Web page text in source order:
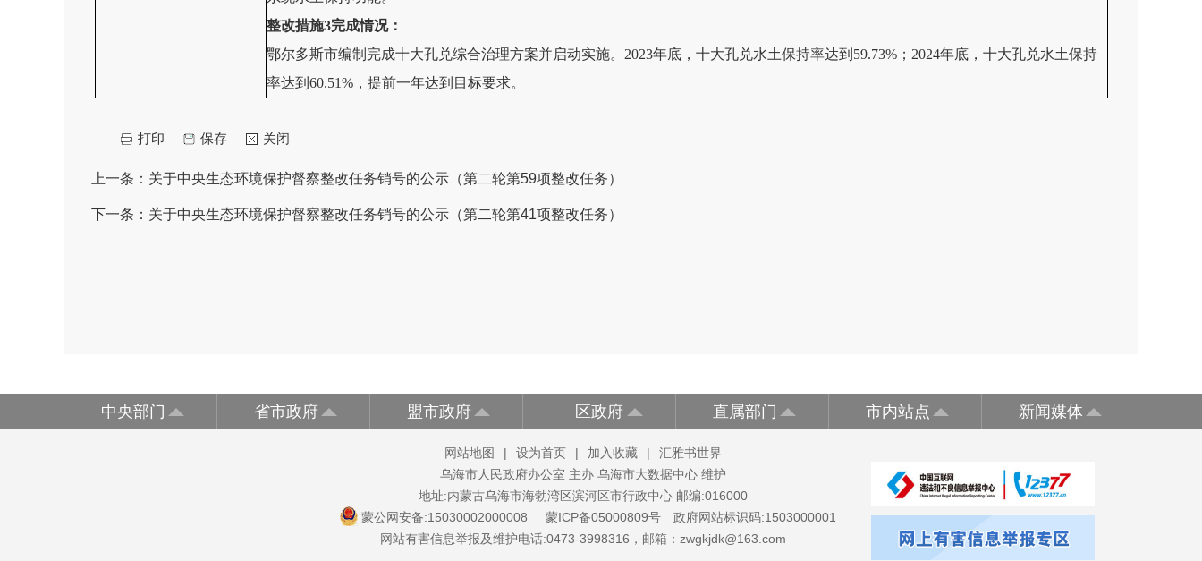
整改措施3完成情况：
鄂尔多斯市编制完成十大孔兑综合治理方案并启动实施。2023年底，十大孔兑水土保持率达到59.73%；2024年底，十大孔兑水土保持
率达到60.51%，提前一年达到目标要求。
关闭
保存
打印
上一条： 关于中央生态环境保护督察整改任务销号的公示（第二轮第59项整改任务）
下一条： 关于中央生态环境保护督察整改任务销号的公示（第二轮第41项整改任务）
中央部门 省市政府 盟市政府 区政府 直属部门 市内站点 新闻媒体
网站地图 | 设为首页 | 加入收藏 |
汇雅书世界
乌海市人民政府办公室 主办 乌海市大数据中心 维护
地址:内蒙古乌海市海勃湾区滨河区市行政中心 邮编:016000
蒙公网安备:15030002000008
蒙ICP备05000809号
政府网站标识码:1503000001
网站有害信息举报及维护电话:0473-3998316，邮箱：zwgkjdk@163.com